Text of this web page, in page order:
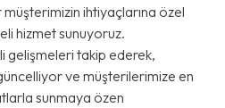
ihtiyaçlarına özel
hizmet sunuyoruz.
gelişmeleri takip ederek,
ve müşterilerimize en
sunmaya özen